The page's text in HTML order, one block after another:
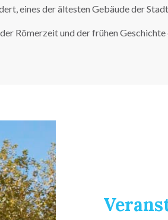
eines der ältesten Gebäude der
Römerzeit und der frühen Geschichte